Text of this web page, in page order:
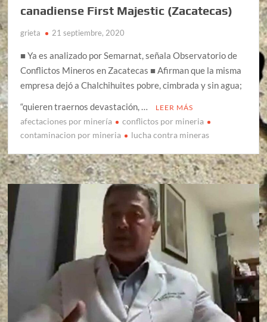
canadiense First Majestic (Zacatecas)
grieta 21 septiembre, 2020
■ Ya es analizado por Semarnat, señala Observatorio de
Conflictos Mineros en Zacatecas ■ Afirman que la misma
empresa dejó a Chalchihuites pobre, cimbrada y sin agua;
“quieren traernos devastación, …
LEER MÁS
afectaciones por minería
conflictos por mineria
contaminacion por mineria
lucha contra mineras